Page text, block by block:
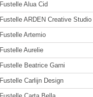
Fustelle Alua Cid
Fustelle ARDEN Creative Studio
Fustelle Artemio
Fustelle Aurelie
Fustelle Beatrice Garni
Fustelle Carlijn Design